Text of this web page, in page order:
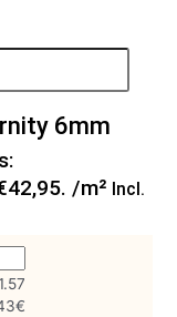
6mm
/m² Incl.
€